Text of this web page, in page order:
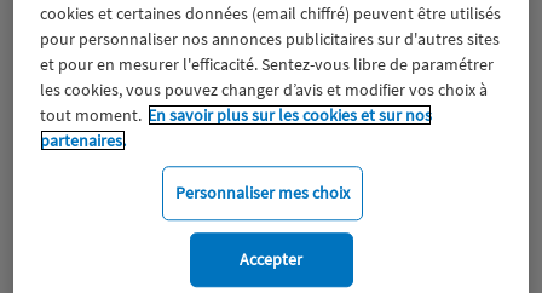
ESS
Expérience clients Fondation Macif Jeunesse
Mobilité
Protection de l'environnement
Protection des océans Prévention
cookies et certaines données (email chiffré) peuvent être utilisés
pour personnaliser nos annonces publicitaires sur d'autres sites
et pour en mesurer l'efficacité. Sentez-vous libre de paramétrer
les cookies, vous pouvez changer d’avis et modifier vos choix à
tout moment. En savoir plus sur les cookies et sur nos
partenaires.
Personnaliser mes choix
Accepter